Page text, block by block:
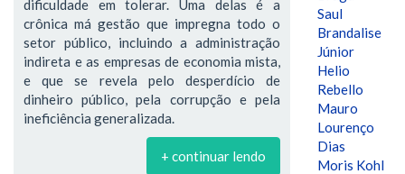
dificuldade em tolerar. Uma delas é a
crônica má gestão que impregna todo o
setor público, incluindo a administração
indireta e as empresas de economia mista,
e que se revela pelo desperdício de
dinheiro público, pela corrupção e pela
ineficiência generalizada.
+ continuar lendo
Saul
Brandalise
Júnior
Helio
Rebello
Mauro
Lourenço
Dias
Moris Kohl